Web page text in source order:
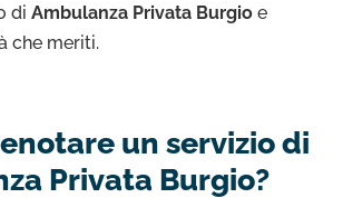
di Ambulanza Privata Burgio e
che meriti.
un servizio di
Privata Burgio?